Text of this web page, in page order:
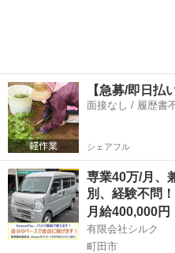
【急募/即日払
面接なし / 履歴書
シェアフル
専業40万/月、
別、経験不問
月給400,000円
有限会社シルク
町田市